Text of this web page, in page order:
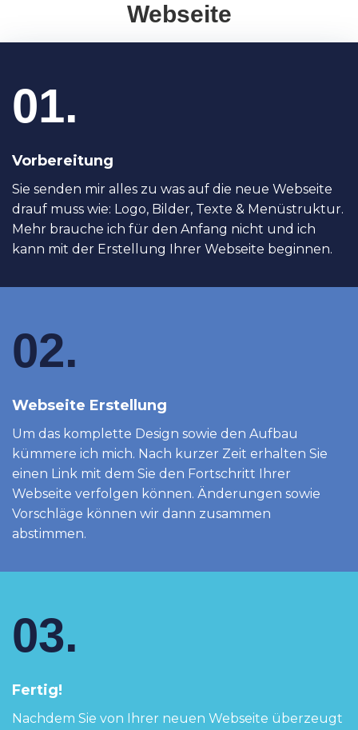
Webseite
01.
Vorbereitung
Sie senden mir alles zu was auf die neue Webseite
drauf muss wie: Logo, Bilder, Texte & Menüstruktur.
Mehr brauche ich für den Anfang nicht und ich
kann mit der Erstellung Ihrer Webseite beginnen.
02.
Webseite Erstellung
Um das komplette Design sowie den Aufbau
kümmere ich mich. Nach kurzer Zeit erhalten Sie
einen Link mit dem Sie den Fortschritt Ihrer
Webseite verfolgen können. Änderungen sowie
Vorschläge können wir dann zusammen
abstimmen.
03.
Fertig!
Nachdem Sie von Ihrer neuen Webseite überzeugt